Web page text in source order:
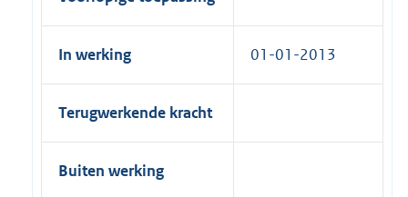
In werking 01-01-2013
Terugwerkende kracht
Buiten werking